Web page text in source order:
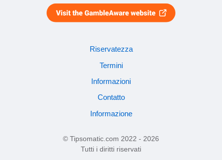
Riservatezza
Termini
Informazioni
Contatto
Informazione
© Tipsomatic.com 2022 - 2026
Tutti i diritti riservati